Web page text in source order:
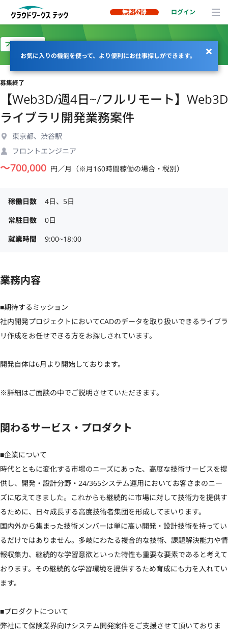
無料登録 ログイン
お気に入りの機能を使って、より便利にお仕事探しができます。
フルリモート
募集終了
【Web3D/週4日~/フルリモート】Web3D
ライブラリ開発業務案件
東京都、渋谷駅
フロントエンジニア
〜700,000 円／月（※月160時間稼働の場合・税別）
稼働日数
4日、5日
常駐日数
0日
就業時間
9:00~18:00
業務内容
■期待するミッション
社内開発プロジェクトにおいてCADのデータを取り扱いできるライブラ
リ作成をお任せできる方をお探しされています。
開発自体は6月より開始しております。
※詳細はご面談の中でご説明させていただきます。
関わるサービス・プロダクト
■企業について
時代とともに変化する市場のニーズにあった、高度な技術サービスを提
供し、開発・設計分野・24/365システム運用においてお客さまのニー
ズに応えてきました。これからも継続的に市場に対して技術力を提供す
るために、日々成長する高度技術者集団を形成してまいります。
国内外から集まった技術メンバーは単に高い開発・設計技術を持ってい
るだけではありません。多岐にわたる複合的な技術、課題解決能力や情
報収集力、継続的な学習意欲といった特性も重要な要素であると考えて
おります。その継続的な学習環境を提供するため育成にも力を入れてい
ます。
■プロダクトについて
弊社にて保険業界向けシステム開発案件をご支援させて頂いておりま